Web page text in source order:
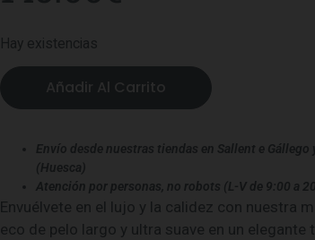
Hay existencias
Añadir Al Carrito
Envío desde nuestras tiendas en Sallent e Gállego
(Huesca)
Atención por personas, no robots (L-V de 9:00 a
Envuélvete en el lujo y la calidez con nuestra
eco de pelo largo y ultra suave en un elegante